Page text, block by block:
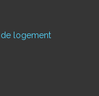
logement